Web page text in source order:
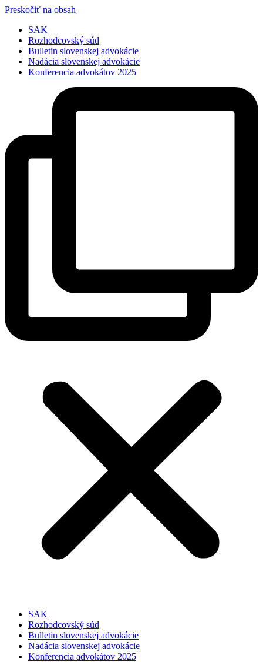
Preskočiť na obsah
SAK
Rozhodcovský súd
Bulletin slovenskej advokácie
Nadácia slovenskej advokácie
Konferencia advokátov 2025
SAK
Rozhodcovský súd
Bulletin slovenskej advokácie
Nadácia slovenskej advokácie
Konferencia advokátov 2025